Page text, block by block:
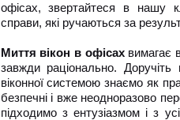
офісах, звертайтеся в нашу
справи, які ручаються за
Миття вікон в офісахвимагає
завжди раціонально.
віконної системою знаємо як
безпечні і вже неодноразово
підходимо з ентузіазмом і з